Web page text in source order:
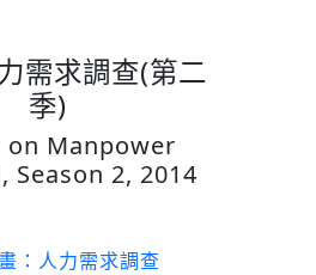
需求調查(第二
季)
on Manpower
Season 2, 2014
：人力需求調查